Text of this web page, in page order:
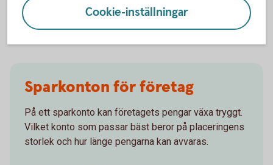
hämta hos din återförsäljare eller på
spara.swedbank.se/app/fondlista/fonder.
Sparkonton för företag
På ett sparkonto kan företagets pengar växa tryggt.
Vilket konto som passar bäst beror på placeringens
storlek och hur länge pengarna kan avvaras.
Cookie-inställningar